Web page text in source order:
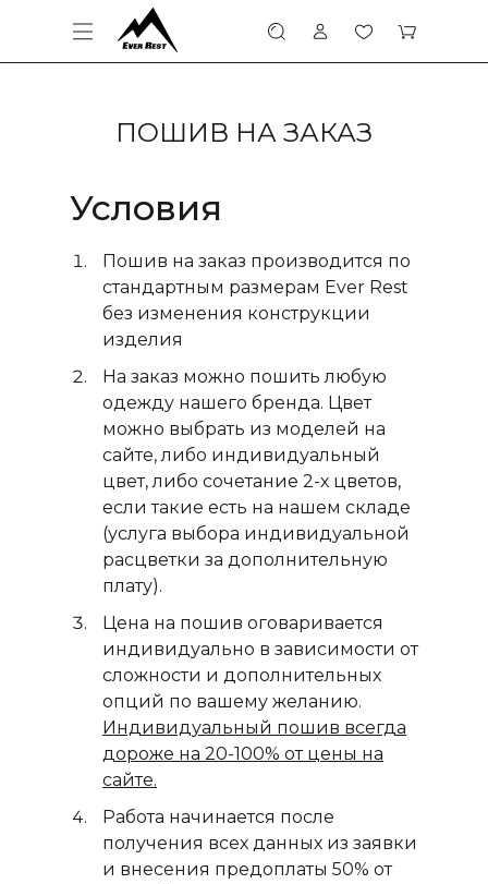
ПОШИВ НА ЗАКАЗ
Условия
Пошив на заказ производится по
стандартным размерам Ever Rest
без изменения конструкции
изделия
На заказ можно пошить любую
одежду нашего бренда. Цвет
можно выбрать из моделей на
сайте, либо индивидуальный
цвет, либо сочетание 2-х цветов,
если такие есть на нашем складе
(услуга выбора индивидуальной
расцветки за дополнительную
плату).
Цена на пошив оговаривается
индивидуально в зависимости от
сложности и дополнительных
опций по вашему желанию.
Индивидуальный пошив всегда
дороже на 20-100% от цены на
сайте.
Работа начинается после
получения всех данных из заявки
и внесения предоплаты 50% от